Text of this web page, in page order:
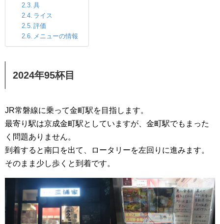
具
ライス
評価
メニューの情報
2024年95杯目
JR常磐線に乗って金町駅を目指します。
最寄り駅は京成金町駅としていますが、金町駅でもまった
く問題ありません。
到着すると南口を出て、ロータリーを左回りに進みます。
そのまま少し歩くと到着です。